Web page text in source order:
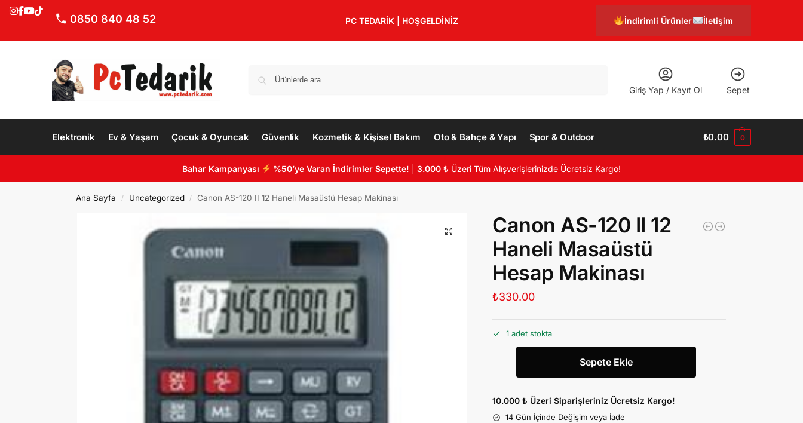
0850 840 48 52 PC TEDARİK | HOŞGELDİNİZ İndirimli Ürünler İletişim
Giriş Yap / Kayıt Ol Sepet
Elektronik Ev & Yaşam Çocuk & Oyuncak Güvenlik Kozmetik & Kişisel Bakım Oto & Bahçe & Yapı Spor & Outdoor ₺0.00 0
Bahar Kampanyası %50’ye Varan İndirimler Sepette! |3.000 ₺ Üzeri Tüm Alışverişlerinizde Ücretsiz Kargo!
Ana Sayfa / Uncategorized / Canon AS-120 II 12 Haneli Masaüstü Hesap Makinası
Canon AS-120 II 12
Haneli Masaüstü
Hesap Makinası
₺330.00
1 adet stokta
Sepete Ekle
10.000 ₺ Üzeri Siparişleriniz Ücretsiz Kargo!
14 Gün İçinde Değişim veya İade